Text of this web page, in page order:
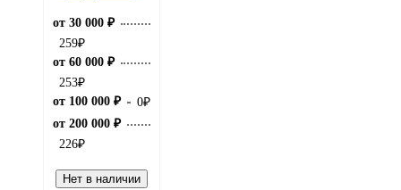
от 30 000 ₽
259₽
от 60 000 ₽
253₽
от 100 000 ₽
0₽
от 200 000 ₽
226₽
Нет в наличии